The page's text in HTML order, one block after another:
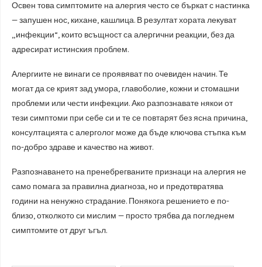
Освен това симптомите на алергия често се бъркат с настинка
— запушен нос, кихане, кашлица. В резултат хората лекуват
„инфекции“, които всъщност са алергични реакции, без да
адресират истинския проблем.
Алергиите не винаги се проявяват по очевиден начин. Те
могат да се крият зад умора, главоболие, кожни и стомашни
проблеми или чести инфекции. Ако разпознавате някои от
тези симптоми при себе си и те се повтарят без ясна причина,
консултацията с алерголог може да бъде ключова стъпка към
по-добро здраве и качество на живот.
Разпознаването на пренебрегваните признаци на алергия не
само помага за правилна диагноза, но и предотвратява
години на ненужно страдание. Понякога решението е по-
близо, отколкото си мислим — просто трябва да погледнем
симптомите от друг ъгъл.